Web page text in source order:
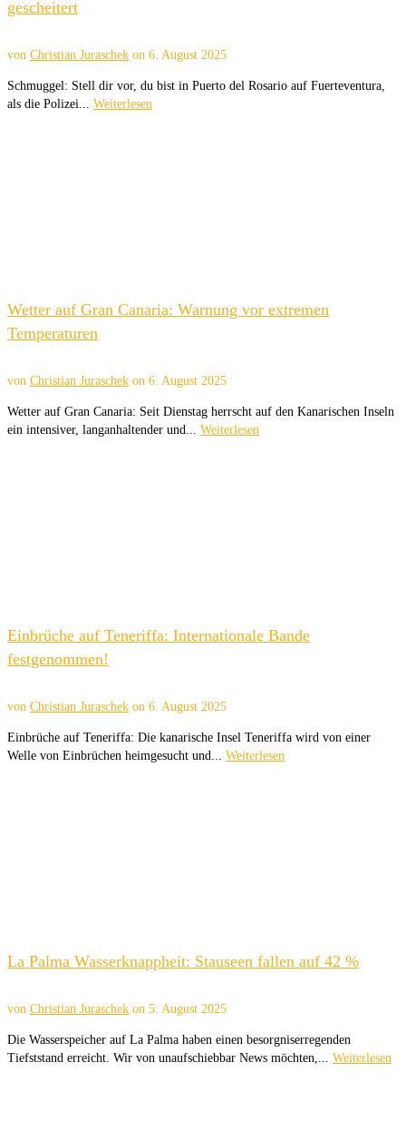
gescheitert
von Christian Juraschek on 6. August 2025
Schmuggel: Stell dir vor, du bist in Puerto del Rosario auf Fuerteventura,
als die Polizei... Weiterlesen
Wetter auf Gran Canaria: Warnung vor extremen
Temperaturen
von Christian Juraschek on 6. August 2025
Wetter auf Gran Canaria: Seit Dienstag herrscht auf den Kanarischen Inseln
ein intensiver, langanhaltender und... Weiterlesen
Einbrüche auf Teneriffa: Internationale Bande
festgenommen!
von Christian Juraschek on 6. August 2025
Einbrüche auf Teneriffa: Die kanarische Insel Teneriffa wird von einer
Welle von Einbrüchen heimgesucht und... Weiterlesen
La Palma Wasserknappheit: Stauseen fallen auf 42 %
von Christian Juraschek on 5. August 2025
Die Wasserspeicher auf La Palma haben einen besorgniserregenden
Tiefststand erreicht. Wir von unaufschiebbar News möchten,... Weiterlesen